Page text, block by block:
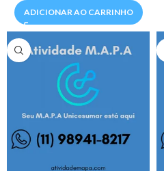
ADICIONAR AO CARRINHO